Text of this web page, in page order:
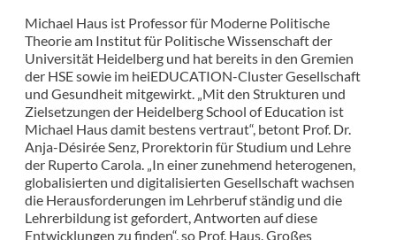
Michael Haus ist Professor für Moderne Politische
Theorie am Institut für Politische Wissenschaft der
Universität Heidelberg und hat bereits in den Gremien
der HSE sowie im heiEDUCATION-Cluster Gesellschaft
und Gesundheit mitgewirkt. „Mit den Strukturen und
Zielsetzungen der Heidelberg School of Education ist
Michael Haus damit bestens vertraut“, betont Prof. Dr.
Anja-Désirée Senz, Prorektorin für Studium und Lehre
der Ruperto Carola. „In einer zunehmend heterogenen,
globalisierten und digitalisierten Gesellschaft wachsen
die Herausforderungen im Lehrberuf ständig und die
Lehrerbildung ist gefordert, Antworten auf diese
Entwicklungen zu finden“, so Prof. Haus. Großes